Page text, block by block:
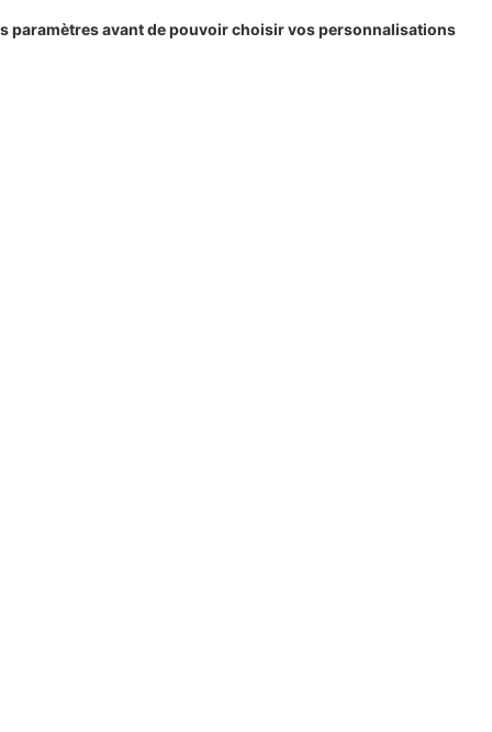
paramètres avant de pouvoir choisir vos personnalisations